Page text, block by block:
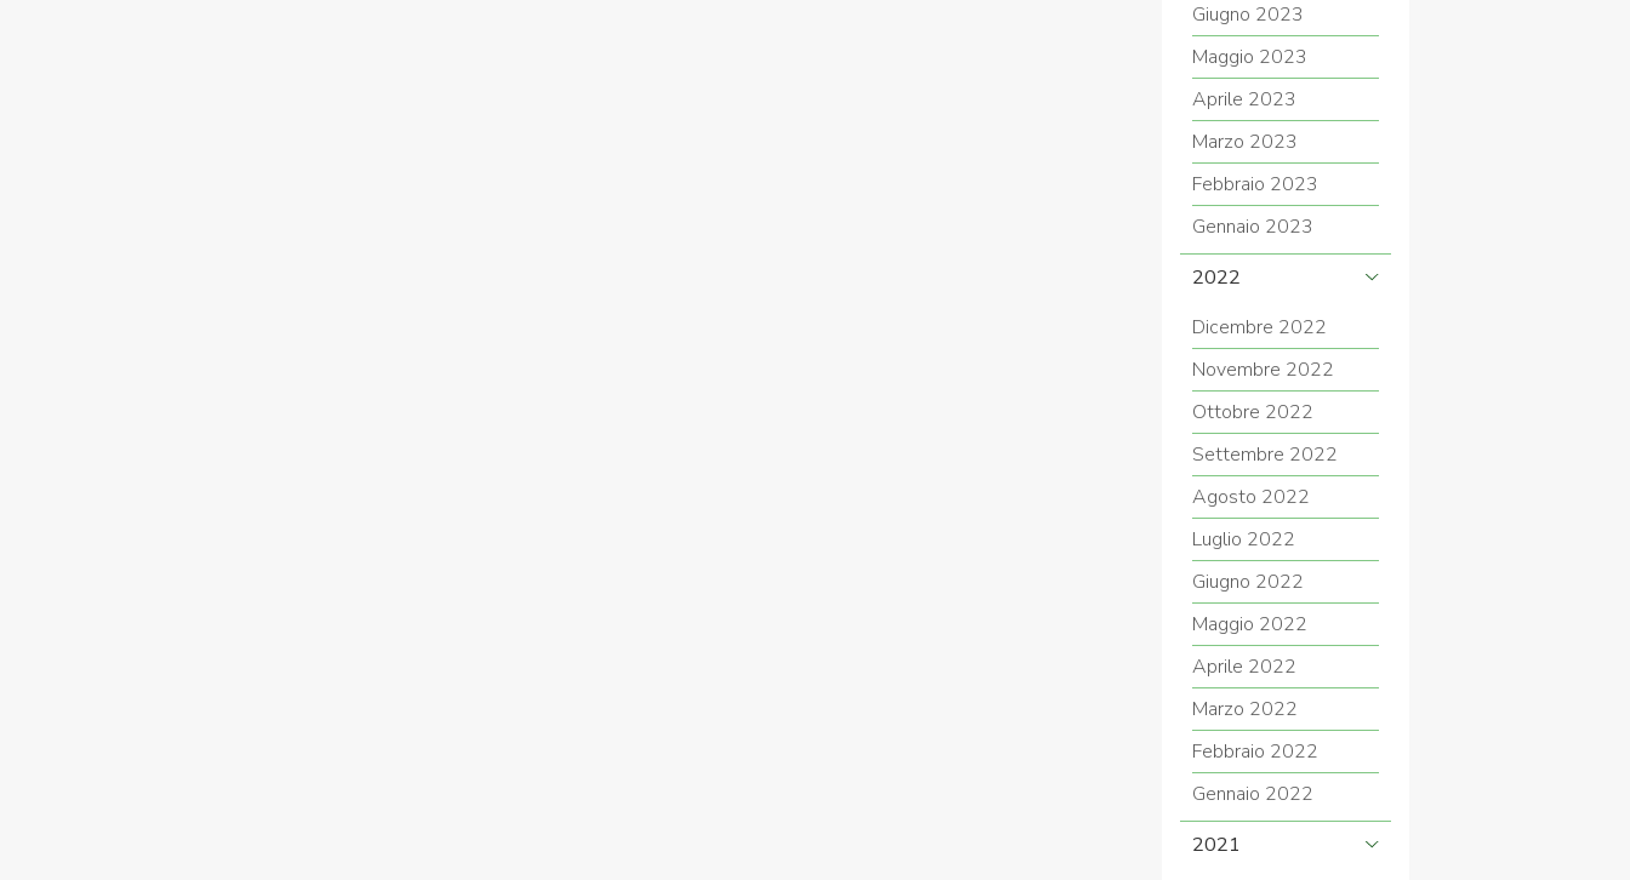
Giugno 2023
Maggio 2023
Aprile 2023
Marzo 2023
Febbraio 2023
Gennaio 2023
2022
Dicembre 2022
Novembre 2022
Ottobre 2022
Settembre 2022
Agosto 2022
Luglio 2022
Giugno 2022
Maggio 2022
Aprile 2022
Marzo 2022
Febbraio 2022
Gennaio 2022
2021